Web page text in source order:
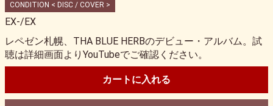
CONDITION < DISC / COVER >
EX-/EX
レペゼン札幌、THA BLUE HERBのデビュー・アルバム。試
聴は詳細画面よりYouTubeでご確認ください。
カートに入れる